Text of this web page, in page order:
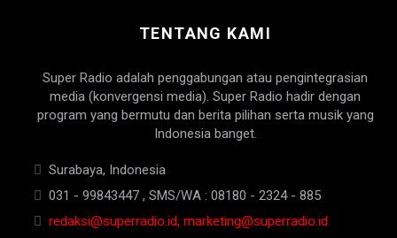
TENTANG KAMI
Super Radio adalah penggabungan atau pengintegrasian
media (konvergensi media). Super Radio hadir dengan
program yang bermutu dan berita pilihan serta musik yang
Indonesia banget.
Surabaya, Indonesia
031 - 99843447 , SMS/WA : 08180 - 2324 - 885
redaksi@superradio.id, marketing@superradio.id